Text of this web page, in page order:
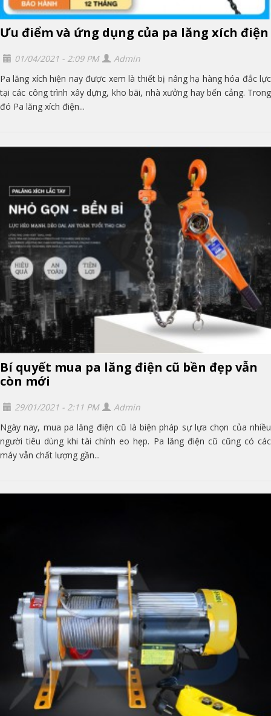
Ưu điểm và ứng dụng của pa lăng xích điện
01/04/2021 - 2:09 PM
Admin
Pa lăng xích hiện nay được xem là thiết bị nâng hạ hàng hóa đắc lực
tại các công trình xây dựng, kho bãi, nhà xưởng hay bến cảng. Trong
đó Pa lăng xích điện...
Bí quyết mua pa lăng điện cũ bền đẹp vẫn
còn mới
29/01/2021 - 2:11 PM
Admin
Ngày nay, mua pa lăng điện cũ là biện pháp sự lựa chọn của nhiều
người tiêu dùng khi tài chính eo hẹp. Pa lăng điện cũ cũng có các
máy vẫn chất lượng gần...